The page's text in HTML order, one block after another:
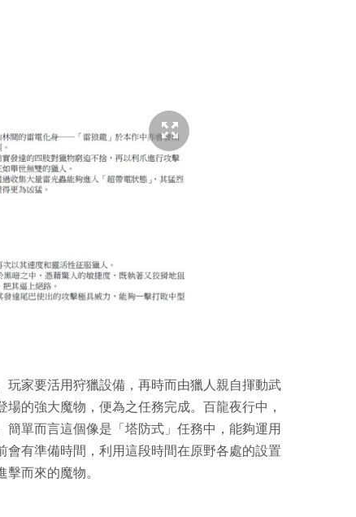
玩家要活用狩獵設備，再時而由獵人親自揮動武
的強大魔物，便為之任務完成。百龍夜行中，
單而言這個像是「塔防式」任務中，能夠運用
有準備時間，利用這段時間在原野各處的設置
而來的魔物。